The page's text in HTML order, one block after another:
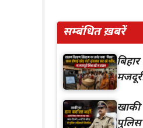
सम्बंधित ख़बरें
पुलिस